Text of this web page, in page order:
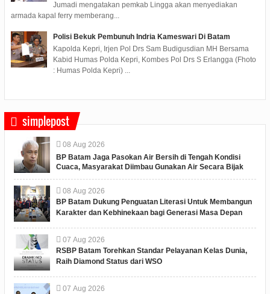
Jumadi mengatakan pemkab Lingga akan menyediakan
armada kapal ferry memberang...
Polisi Bekuk Pembunuh Indria Kameswari Di Batam
Kapolda Kepri, Irjen Pol Drs Sam Budigusdian MH Bersama
Kabid Humas Polda Kepri, Kombes Pol Drs S Erlangga (Fhoto
: Humas Polda Kepri) ...
simplepost
08 Aug 2026
BP Batam Jaga Pasokan Air Bersih di Tengah Kondisi
Cuaca, Masyarakat Diimbau Gunakan Air Secara Bijak
08 Aug 2026
BP Batam Dukung Penguatan Literasi Untuk Membangun
Karakter dan Kebhinekaan bagi Generasi Masa Depan
07 Aug 2026
RSBP Batam Torehkan Standar Pelayanan Kelas Dunia,
Raih Diamond Status dari WSO
07 Aug 2026